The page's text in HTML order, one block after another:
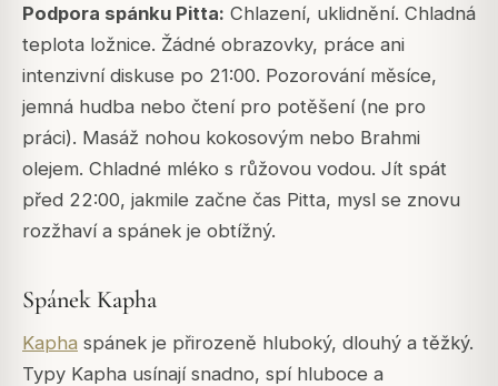
Podpora spánku Pitta: Chlazení, uklidnění. Chladná
teplota ložnice. Žádné obrazovky, práce ani
intenzivní diskuse po 21:00. Pozorování měsíce,
jemná hudba nebo čtení pro potěšení (ne pro
práci). Masáž nohou kokosovým nebo Brahmi
olejem. Chladné mléko s růžovou vodou. Jít spát
před 22:00, jakmile začne čas Pitta, mysl se znovu
rozžhaví a spánek je obtížný.
Spánek Kapha
Kapha spánek je přirozeně hluboký, dlouhý a těžký.
Typy Kapha usínají snadno, spí hluboce a